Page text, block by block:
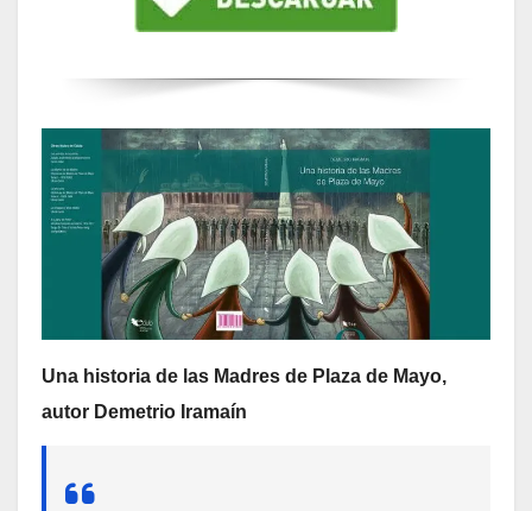
Una historia de las Madres de Plaza de Mayo,
autor Demetrio Iramaín